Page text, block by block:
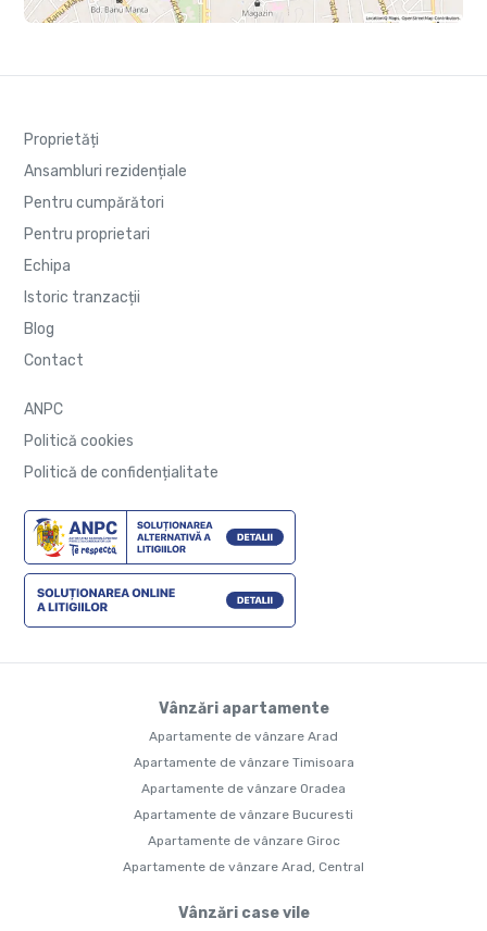
Proprietăți
Ansambluri rezidențiale
Pentru cumpărători
Pentru proprietari
Echipa
Istoric tranzacții
Blog
Contact
ANPC
Politică cookies
Politică de confidențialitate
Vânzări apartamente
Apartamente de vânzare Arad
Apartamente de vânzare Timisoara
Apartamente de vânzare Oradea
Apartamente de vânzare Bucuresti
Apartamente de vânzare Giroc
Apartamente de vânzare Arad, Central
Vânzări case vile